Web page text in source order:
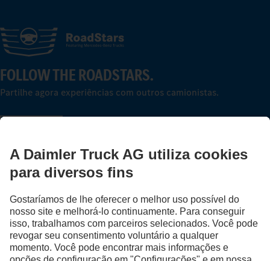
FOLLOW THE ROADSTARS.
Partilhe agora experiências com outros camionistas.
Proteção de Dados
Avisos Legais